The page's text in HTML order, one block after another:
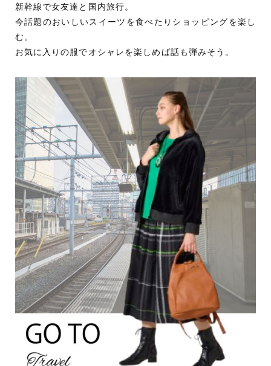
新幹線で女友達と国内旅行。
今話題のおいしいスイーツを食べたりショッピングを楽し
む。
お気に入りの服でオシャレを楽しめば話も弾みそう。